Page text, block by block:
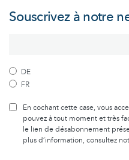
Souscrivez à notre
DE
FR
En cochant cette case, vous
pouvez à tout moment et très
le lien de désabonnement
plus d’information, consultez